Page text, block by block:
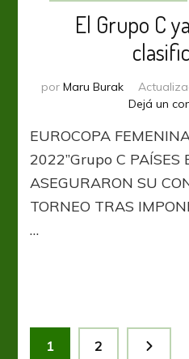
El Grupo C
por Maru Burak
Dejá un
EUROCOPA
2022”Grupo C PAÍSES
ASEGURARON SU
TORNEO TRAS
…
Paginación
Página
1 Página
2